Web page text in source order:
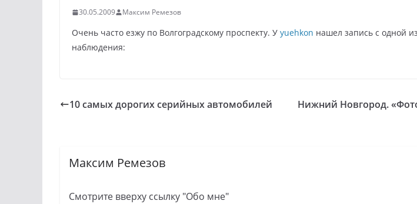
30.05.2009 Максим Ремезов
Очень часто езжу по Волгоградскому проспекту. У yuehkon нашел запись с одной
наблюдения:
10 самых дорогих серийных автомобилей
Нижний Новгород.
Максим Ремезов
Смотрите вверху ссылку "Обо мне"